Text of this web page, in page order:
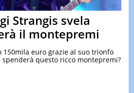
TEST
LE
Strangis svela
il montepremi
150mila euro grazie al suo trionfo
spenderà questo ricco montepremi?